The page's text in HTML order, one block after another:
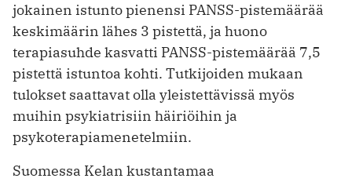
jokainen istunto pienensi PANSS-pistemäärää
keskimäärin lähes 3 pistettä, ja huono
terapiasuhde kasvatti PANSS-pistemäärää 7,5
pistettä istuntoa kohti. Tutkijoiden mukaan
tulokset saattavat olla yleistettävissä myös
muihin psykiatrisiin häiriöihin ja
psykoterapiamenetelmiin.
Suomessa Kelan kustantamaa